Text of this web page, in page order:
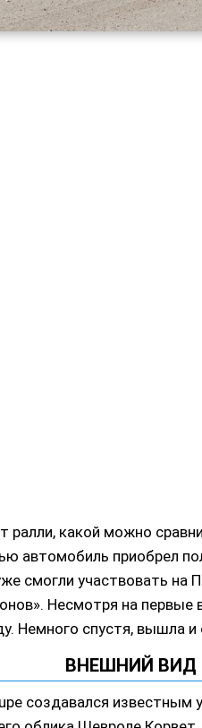
ралли, какой можно
автомобиль приобрел
смогли участвовать на
Несмотря на первые
Немного спустя, вышла и
ВНЕШНИЙ ВИД
создавался известным